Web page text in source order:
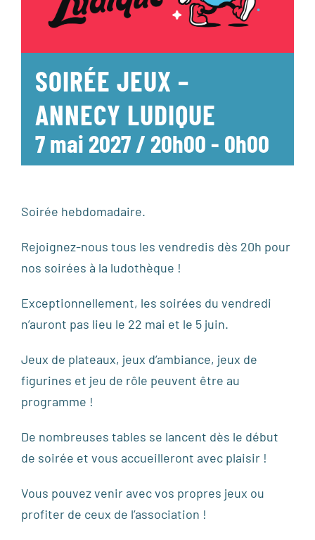
SOIRÉE JEUX –
ANNECY LUDIQUE
7 mai 2027 / 20h00- 0h00
Soirée hebdomadaire.
Rejoignez-nous tous les vendredis dès 20h pour
nos soirées à la ludothèque !
Exceptionnellement, les soirées du vendredi
n’auront pas lieu le 22 mai et le 5 juin.
Jeux de plateaux, jeux d’ambiance, jeux de
figurines et jeu de rôle peuvent être au
programme !
De nombreuses tables se lancent dès le début
de soirée et vous accueilleront avec plaisir !
Vous pouvez venir avec vos propres jeux ou
profiter de ceux de l’association !